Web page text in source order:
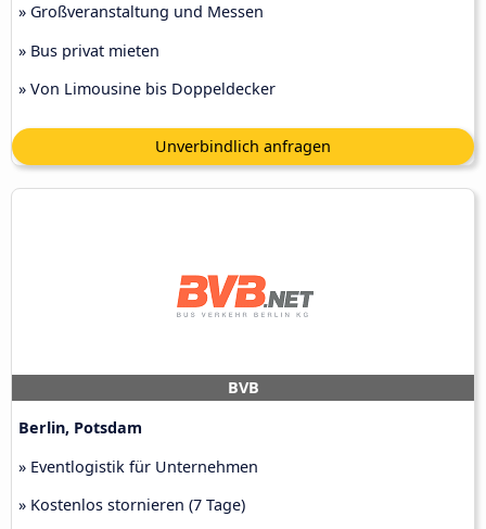
» Großveranstaltung und Messen
» Bus privat mieten
» Von Limousine bis Doppeldecker
Unverbindlich anfragen
BVB
Berlin, Potsdam
» Eventlogistik für Unternehmen
» Kostenlos stornieren (7 Tage)